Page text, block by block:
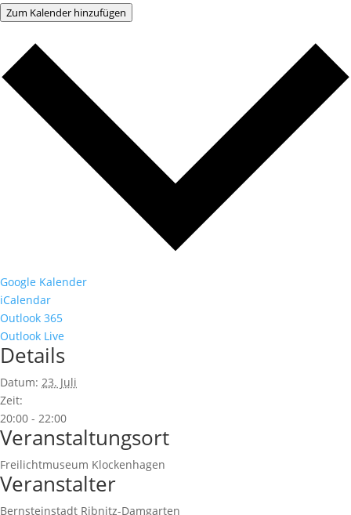
Zum Kalender hinzufügen
Google Kalender
iCalendar
Outlook 365
Outlook Live
Details
Datum: 23. Juli
Zeit:
20:00 - 22:00
Veranstaltungsort
Freilichtmuseum Klockenhagen
Veranstalter
Bernsteinstadt Ribnitz-Damgarten